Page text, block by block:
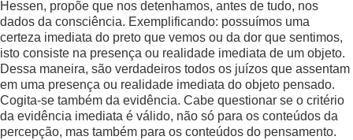
Hessen, propõe que nos detenhamos, antes de tudo, nos
dados da consciência. Exemplificando: possuímos uma
certeza imediata do preto que vemos ou da dor que sentimos,
isto consiste na presença ou realidade imediata de um objeto.
Dessa maneira, são verdadeiros todos os juízos que assentam
em uma presença ou realidade imediata do objeto pensado.
Cogita-se também da evidência. Cabe questionar se o critério
da evidência imediata é válido, não só para os conteúdos da
percepção, mas também para os conteúdos do pensamento.